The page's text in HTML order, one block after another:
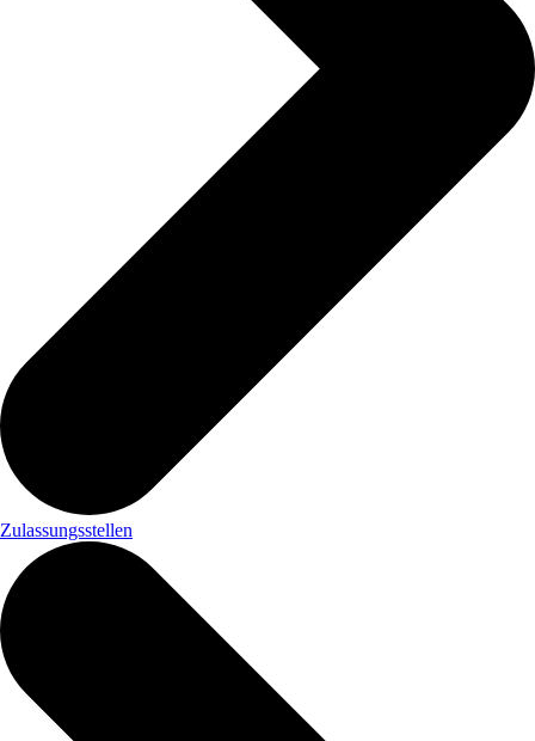
Zulassungsstellen